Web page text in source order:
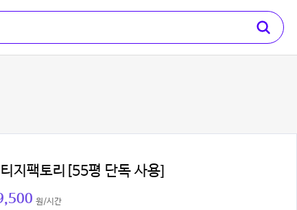
지팩토리[55평 단독 사용]
원/시간